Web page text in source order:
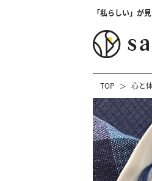
「私らしい」が
TOP 心と